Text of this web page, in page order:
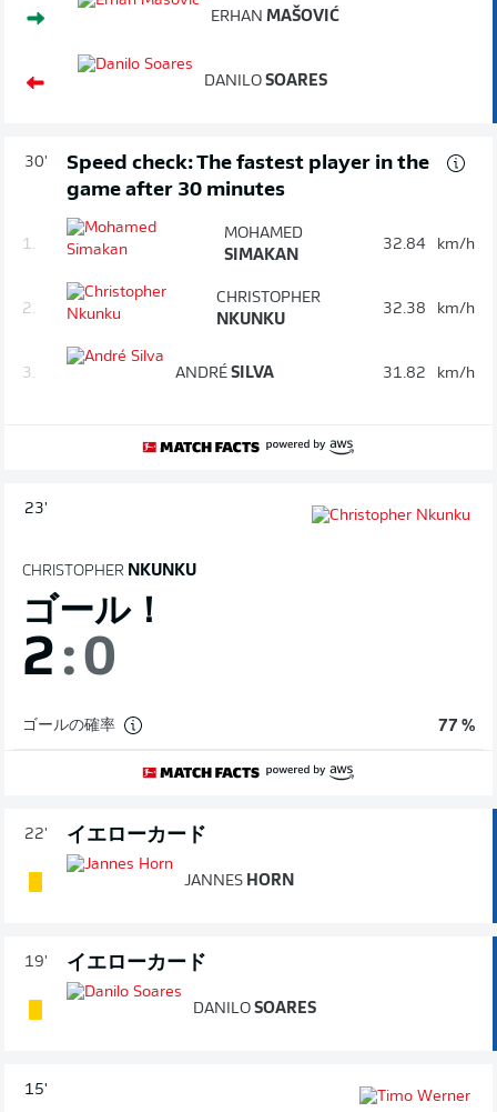
ERHAN MAŠOVIĆ
DANILO SOARES
30'
Speed check: The fastest player in the
game after 30 minutes
1.
MOHAMED
SIMAKAN
32.84 km/h
2.
CHRISTOPHER
NKUNKU
32.38 km/h
3. ANDRÉ SILVA 31.82 km/h
23'
CHRISTOPHER NKUNKU
ゴール！
2:0
ゴールの確率 77 %
22' イエローカード
JANNES HORN
19' イエローカード
DANILO SOARES
15'